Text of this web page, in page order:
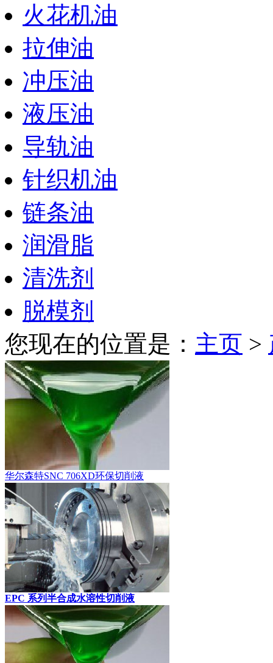
火花机油
拉伸油
冲压油
液压油
导轨油
针织机油
链条油
润滑脂
清洗剂
脱模剂
您现在的位置是： 主页 >
华尔森特SNC 706XD环保切削液
EPC 系列半合成水溶性切削液